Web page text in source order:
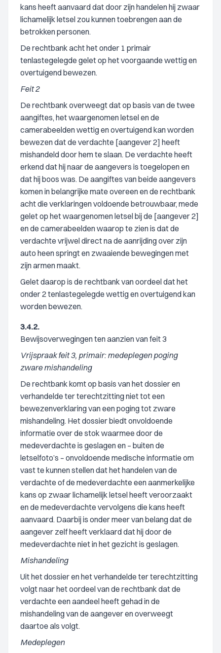
kans heeft aanvaard dat door zijn handelen hij zwaar
lichamelijk letsel zou kunnen toebrengen aan de
betrokken personen.
De rechtbank acht het onder 1 primair
tenlastegelegde gelet op het voorgaande wettig en
overtuigend bewezen.
Feit 2
De rechtbank overweegt dat op basis van de twee
aangiftes, het waargenomen letsel en de
camerabeelden wettig en overtuigend kan worden
bewezen dat de verdachte [aangever 2] heeft
mishandeld door hem te slaan. De verdachte heeft
erkend dat hij naar de aangevers is toegelopen en
dat hij boos was. De aangiftes van beide aangevers
komen in belangrijke mate overeen en de rechtbank
acht die verklaringen voldoende betrouwbaar, mede
gelet op het waargenomen letsel bij de [aangever 2]
en de camerabeelden waarop te zien is dat de
verdachte vrijwel direct na de aanrijding over zijn
auto heen springt en zwaaiende bewegingen met
zijn armen maakt.
Gelet daarop is de rechtbank van oordeel dat het
onder 2 tenlastegelegde wettig en overtuigend kan
worden bewezen.
3.4.2.
Bewijsoverwegingen ten aanzien van feit 3
Vrijspraak feit 3, primair: medeplegen poging
zware mishandeling
De rechtbank komt op basis van het dossier en
verhandelde ter terechtzitting niet tot een
bewezenverklaring van een poging tot zware
mishandeling. Het dossier biedt onvoldoende
informatie over de stok waarmee door de
medeverdachte is geslagen en – buiten de
letselfoto’s – onvoldoende medische informatie om
vast te kunnen stellen dat het handelen van de
verdachte of de medeverdachte een aanmerkelijke
kans op zwaar lichamelijk letsel heeft veroorzaakt
en de medeverdachte vervolgens die kans heeft
aanvaard. Daarbij is onder meer van belang dat de
aangever zelf heeft verklaard dat hij door de
medeverdachte niet in het gezicht is geslagen.
Mishandeling
Uit het dossier en het verhandelde ter terechtzitting
volgt naar het oordeel van de rechtbank dat de
verdachte een aandeel heeft gehad in de
mishandeling van de aangever en overweegt
daartoe als volgt.
Medeplegen